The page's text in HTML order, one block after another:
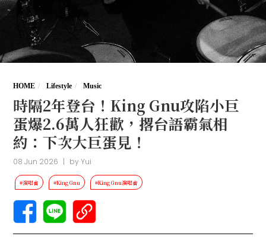
HOME Lifestyle Music
時隔2年登台！King Gnu攻陷小巨
蛋爆2.6萬人狂歡，撂台語霸氣相
約：下次大巨蛋見！
08 Jun 2026 | byYui
#演唱會 #King Gnu #King Gnu演唱會